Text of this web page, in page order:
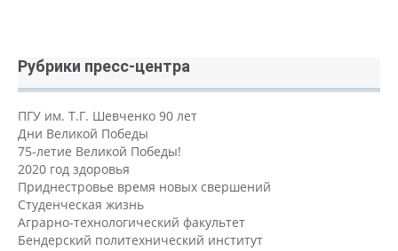
Рубрики пресс-центра
ПГУ им. Т.Г. Шевченко 90 лет
Дни Великой Победы
75-летие Великой Победы!
2020 год здоровья
Приднестровье время новых свершений
Студенческая жизнь
Аграрно-технологический факультет
Бендерский политехнический институт